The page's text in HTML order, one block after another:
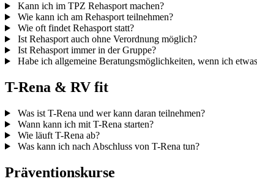
Kann ich im TPZ Rehasport machen?
Wie kann ich am Rehasport teilnehmen?
Wie oft findet Rehasport statt?
Ist Rehasport auch ohne Verordnung möglich?
Ist Rehasport immer in der Gruppe?
Habe ich allgemeine Beratungs­möglichkeiten, wenn ich
T-Rena & RV fit
Was ist T-Rena und wer kann daran teilnehmen?
Wann kann ich mit T-Rena starten?
Wie läuft T-Rena ab?
Was kann ich nach Abschluss von T-Rena tun?
Präventionskurse